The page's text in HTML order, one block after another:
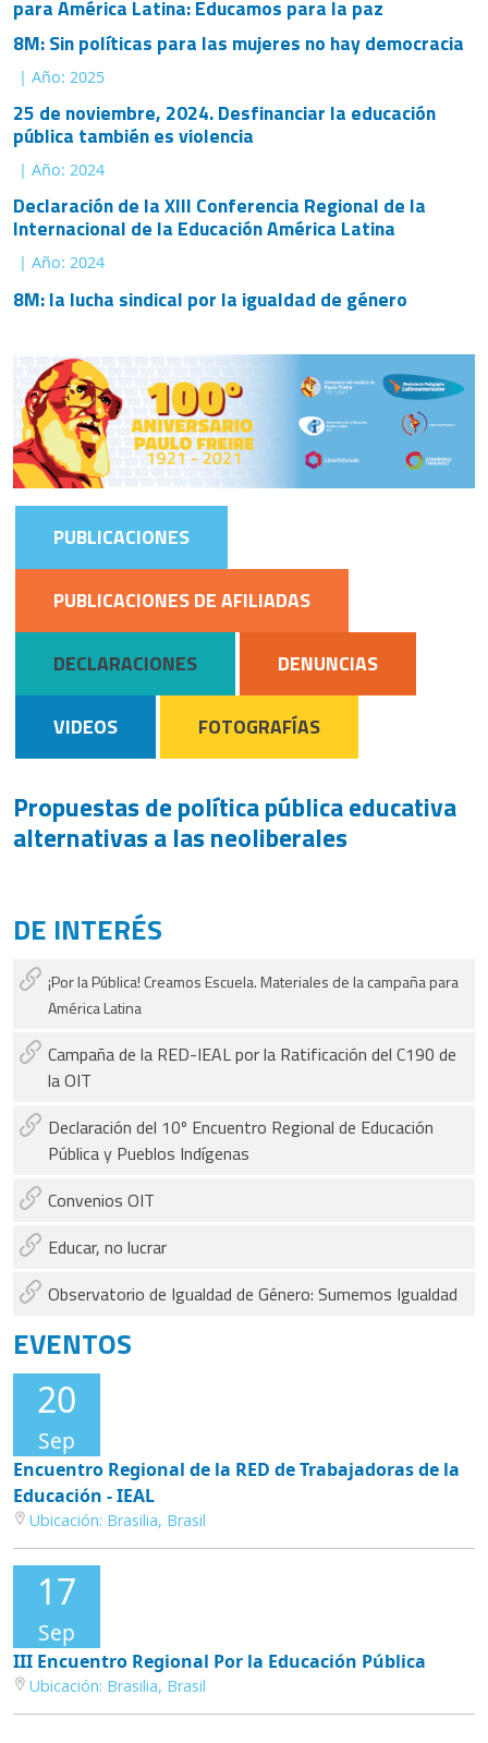
8M: Sin políticas para las mujeres no hay democracia
| Año: 2025
25 de noviembre, 2024. Desfinanciar la educación
pública también es violencia
| Año: 2024
Declaración de la XIII Conferencia Regional de la
Internacional de la Educación América Latina
| Año: 2024
8M: la lucha sindical por la igualdad de género
PUBLICACIONES
PUBLICACIONES DE AFILIADAS
DECLARACIONES DENUNCIAS
VIDEOS FOTOGRAFÍAS
alternativas a las neoliberales
América Latina
la OIT
Pública y Pueblos Indígenas
Convenios OIT
EVENTOS
20
Sep
Encuentro Regional de la RED de Trabajadoras de la
Educación - IEAL
Ubicación: Brasilia, Brasil
17
Sep
III Encuentro Regional Por la Educación Pública
Ubicación:Brasilia, Brasil